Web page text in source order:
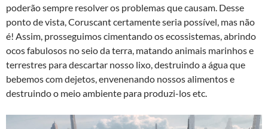
poderão sempre resolver os problemas que causam. Desse
ponto de vista, Coruscant certamente seria possível, mas não
é! Assim, prosseguimos cimentando os ecossistemas, abrindo
ocos fabulosos no seio da terra, matando animais marinhos e
terrestres para descartar nosso lixo, destruindo a água que
bebemos com dejetos, envenenando nossos alimentos e
destruindo o meio ambiente para produzi-los etc.